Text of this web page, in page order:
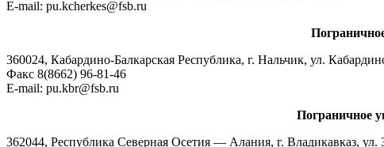
E-mail: pu.kcherkes@fsb.ru
360024, Кабардино-Балкарская Республика, г. Нальчик, ул.
Факс 8(8662) 96-81-46
E-mail: pu.kbr@fsb.ru
Пограничное
362044, Республика Северная Осетия — Алания, г. Владикавказ, ул.